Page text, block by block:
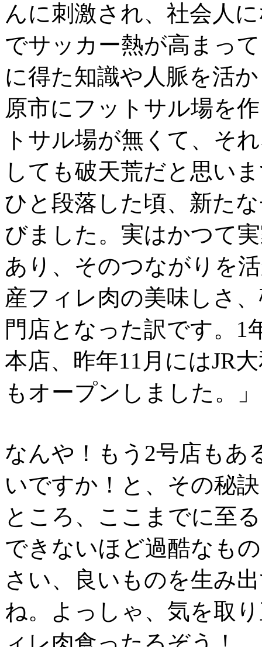
んに刺激され、社会人
でサッカー熱が高まっ
に得た知識や人脈を活
原市にフットサル場を
トサル場が無く て、そ
しても破天荒だと思い
ひと段落した頃、新た
びました。実はかつて
あり、 そのつながりを
産フィレ肉の美味しさ
門店となった訳です。 1
本店、 昨年11月にはJR
もオープンしました。」
なんや！ もう 2号店もあ
いですか！ と、 その秘
ところ、ここ までに至る
できないほど過酷なも
さい、良いものを生み
ね。よっしゃ、気を取